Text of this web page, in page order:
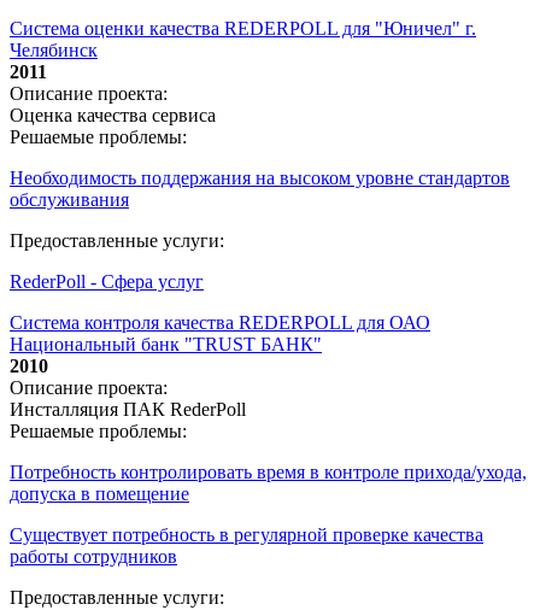
Система оценки качества REDERPOLL для "Юничел" г.
Челябинск
2011
Описание проекта:
Оценка качества сервиса
Решаемые проблемы:
Необходимость поддержания на высоком уровне стандартов
обслуживания
Предоставленные услуги:
RederPoll - Сфера услуг
Система контроля качества REDERPOLL для ОАО
Национальный банк "TRUST БАНК"
2010
Описание проекта:
Инсталляция ПАК RederPoll
Решаемые проблемы:
Потребность контролировать время в контроле прихода/ухода,
допуска в помещение
Существует потребность в регулярной проверке качества
работы сотрудников
Предоставленные услуги: